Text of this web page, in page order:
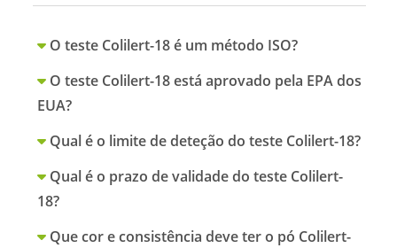
O teste Colilert-18 é um método ISO?
O teste Colilert-18 está aprovado pela EPA dos
EUA?
Qual é o limite de deteção do teste Colilert-18?
Qual é o prazo de validade do teste Colilert-
18?
Que cor e consistência deve ter o pó Colilert-